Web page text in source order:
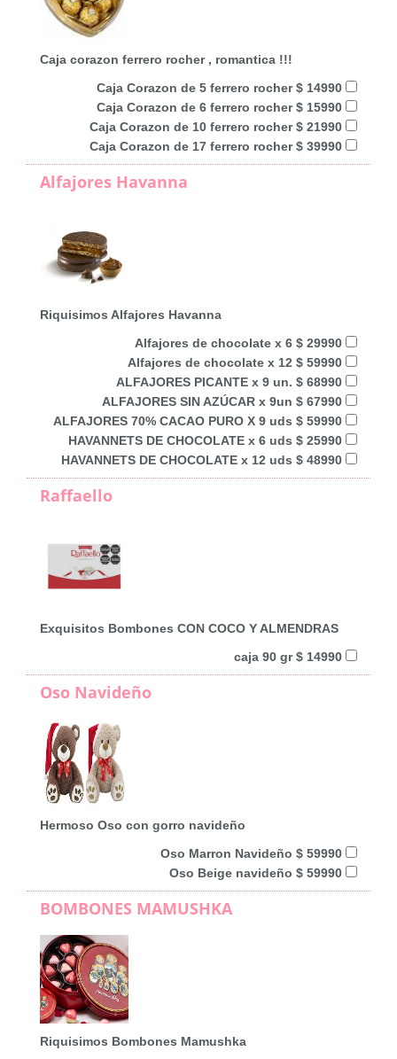
Caja corazon ferrero rocher , romantica !!!
Caja Corazon de 5 ferrero rocher $ 14990
Caja Corazon de 6 ferrero rocher $ 15990
Caja Corazon de 10 ferrero rocher $ 21990
Caja Corazon de 17 ferrero rocher $ 39990
Alfajores Havanna
Riquisimos Alfajores Havanna
Alfajores de chocolate x 6 $ 29990
Alfajores de chocolate x 12 $ 59990
ALFAJORES PICANTE x 9 un. $ 68990
ALFAJORES SIN AZÚCAR x 9un $ 67990
ALFAJORES 70% CACAO PURO X 9 uds $ 59990
HAVANNETS DE CHOCOLATE x 6 uds $ 25990
HAVANNETS DE CHOCOLATE x 12 uds $ 48990
Raffaello
Exquisitos Bombones CON COCO Y ALMENDRAS
caja 90 gr $ 14990
Oso Navideño
Hermoso Oso con gorro navideño
Oso Marron Navideño $ 59990
Oso Beige navideño $ 59990
BOMBONES MAMUSHKA
Riquisimos Bombones Mamushka